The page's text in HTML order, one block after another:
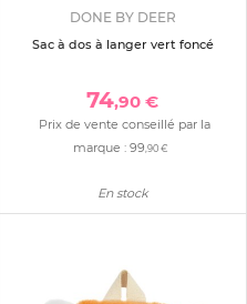
DONE BY DEER
Sac à dos à langer vert foncé
74,90 €
Prix de vente conseillé par la
marque : 99,90 €
En stock